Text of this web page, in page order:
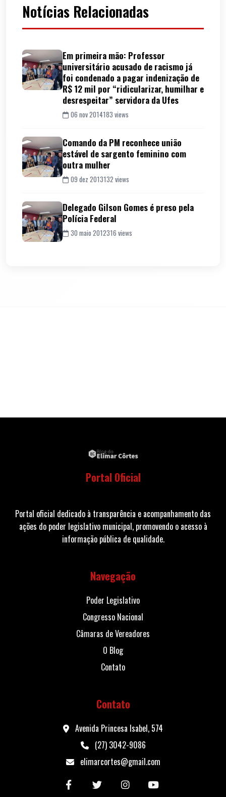
Notícias Relacionadas
Em primeira mão: Professor
universitário acusado de racismo já
foi condenado a pagar indenização de
R$ 12 mil por “ridicularizar, humilhar e
desrespeitar” servidora da Ufes
06 nov 2014183 views
Comando da PM reconhece união
estável de sargento feminino com
outra mulher
09 dez 2013132 views
Delegado Gilson Gomes é preso pela
Polícia Federal
30 maio 2012316 views
Portal Oficial
Portal oficial dedicado à transparência e acompanhamento das
ações do poder legislativo municipal, promovendo o acesso à
informação pública de qualidade.
Navegação
Poder Legislativo
Congresso Nacional
Câmaras de Vereadores
O Blog
Contato
Contato
Avenida Princesa Isabel, 574
(27) 3042-9086
elimarcortes@gmail.com